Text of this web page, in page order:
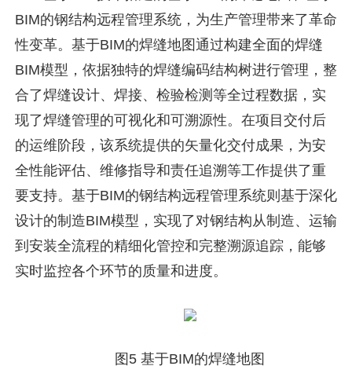
BIM的钢结构远程管理系统，为生产管理带来了革命
性变革。基于BIM的焊缝地图通过构建全面的焊缝
BIM模型，依据独特的焊缝编码结构树进行管理，整
合了焊缝设计、焊接、检验检测等全过程数据，实
现了焊缝管理的可视化和可溯源性。在项目交付后
的运维阶段，该系统提供的矢量化交付成果，为安
全性能评估、维修指导和责任追溯等工作提供了重
要支持。基于BIM的钢结构远程管理系统则基于深化
设计的制造BIM模型，实现了对钢结构从制造、运输
到安装全流程的精细化管控和完整溯源追踪，能够
实时监控各个环节的质量和进度。
图5 基于BIM的焊缝地图